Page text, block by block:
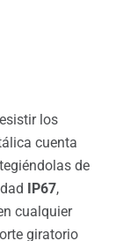
los
cuenta
de
IP67,
cualquier
giratorio